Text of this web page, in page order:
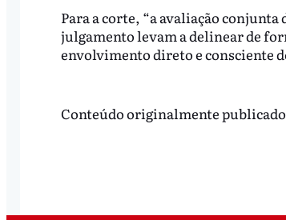
Para a corte, “a avaliação
julgamento levam a delinear de
envolvimento direto e consciente
Conteúdo originalmente